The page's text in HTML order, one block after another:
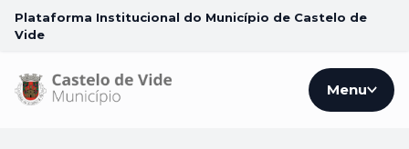
Plataforma Institucional do Município de Castelo de
Vide
Menu